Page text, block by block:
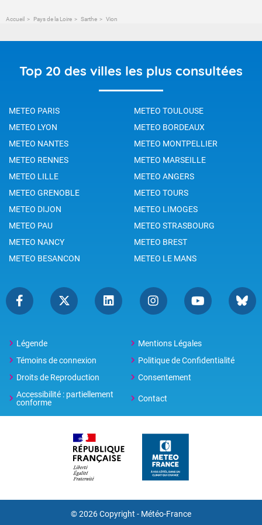
Accueil Pays de la Loire Sarthe Vion
Top 20 des villes les plus consultées
METEO PARIS
METEO TOULOUSE
METEO LYON
METEO BORDEAUX
METEO NANTES
METEO MONTPELLIER
METEO RENNES
METEO MARSEILLE
METEO LILLE
METEO ANGERS
METEO GRENOBLE
METEO TOURS
METEO DIJON
METEO LIMOGES
METEO PAU
METEO STRASBOURG
METEO NANCY
METEO BREST
METEO BESANCON
METEO LE MANS
Légende
Mentions Légales
Témoins de connexion
Politique de Confidentialité
Droits de Reproduction
Consentement
Accessibilité : partiellement
conforme
Contact
© 2026 Copyright - Météo-France